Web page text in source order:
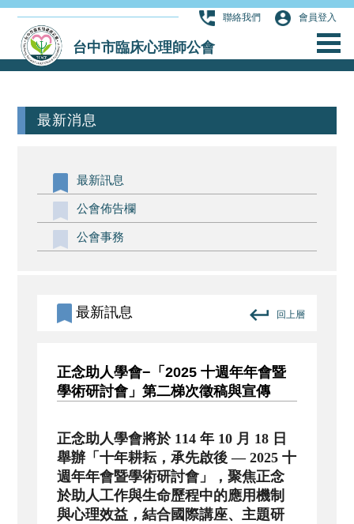
台中市臨床心理師公會
聯絡我們 會員登入
最新消息
最新訊息
公會佈告欄
公會事務
最新訊息 回上層
正念助人學會−「2025 十週年年會暨
學術研討會」第二梯次徵稿與宣傳
正念助人學會將於 114 年 10 月 18 日
舉辦「十年耕耘，承先啟後 — 2025 十
週年年會暨學術研討會」，聚焦正念
於助人工作與生命歷程中的應用機制
與心理效益，結合國際講座、主題研